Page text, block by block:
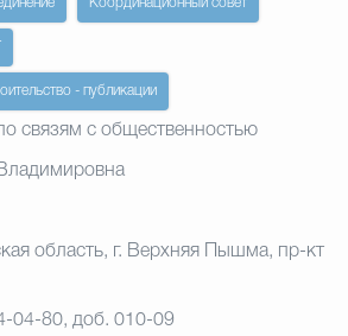
Государственные организации
Координационный совет
- публикации
связям с общественностью
область, г. Верхняя Пышма, пр-кт
04-80, доб. 010-09